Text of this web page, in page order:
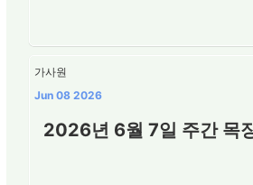
가사원
Jun 08 2026
2026년 6월 7일 주간 목